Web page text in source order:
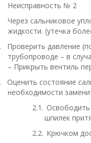
Неисправность № 2
Через сальниковое
жидкости. (утечка
Проверить давление
трубопроводе – в
– Прикрыть вентиль
Оценить состояние
необходимости
2.1. Освободить
шпилек
2.2. Крючком